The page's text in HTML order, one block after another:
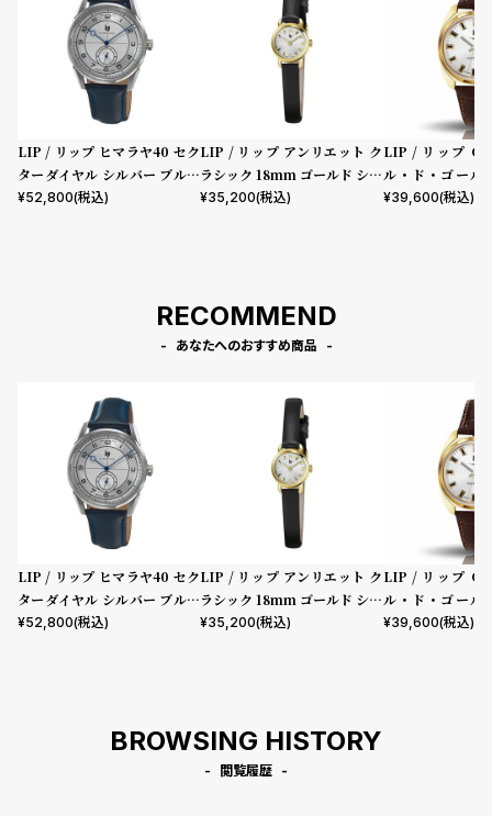
LIP / リップ ヒマラヤ40 セク
ターダイヤル シルバー ブルー
レザー
¥52,800(税込)
LIP / リップ アンリエット ク
ラシック 18mm ゴールド シル
バーダイヤル ブラックレザー
¥35,200(税込)
LIP / リップ
ル・ド・ゴール
ブラウンレザー
¥39,600(税込)
RECOMMEND
あなたへのおすすめ商品
LIP / リップ ヒマラヤ40 セク
ターダイヤル シルバー ブルー
レザー
¥52,800(税込)
LIP / リップ アンリエット ク
ラシック 18mm ゴールド シル
バーダイヤル ブラックレザー
¥35,200(税込)
LIP / リップ
ル・ド・ゴール
ブラウンレザー
¥39,600(税込)
BROWSING HISTORY
閲覧履歴